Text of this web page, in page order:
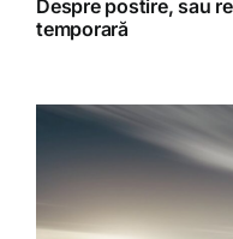
Despre postire, sau
temporară